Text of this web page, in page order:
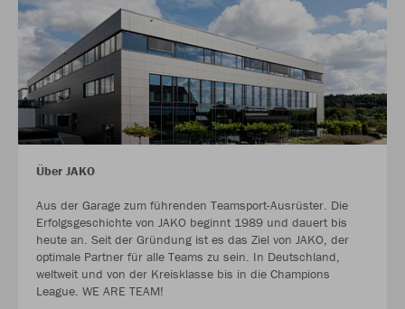
Über JAKO
Aus der Garage zum führenden Teamsport-Ausrüster. Die
Erfolgsgeschichte von JAKO beginnt 1989 und dauert bis
heute an. Seit der Gründung ist es das Ziel von JAKO, der
optimale Partner für alle Teams zu sein. In Deutschland,
weltweit und von der Kreisklasse bis in die Champions
League. WE ARE TEAM!